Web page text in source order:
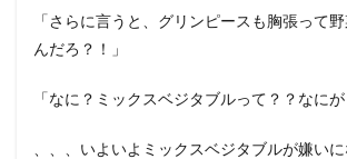
「さらに言うと、グリンピースも胸張って
んだろ？！」
「なに？ミックスベジタブルって？？なにが
、、、いよいよミックスベジタブルが嫌いに